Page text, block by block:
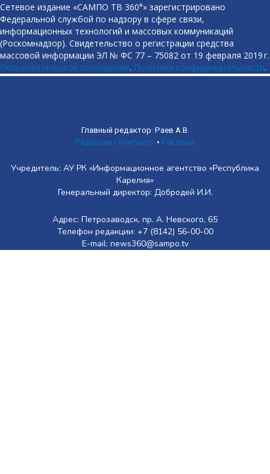
Сетевое издание «САМПО ТВ 360°» зарегистрировано
Федеральной службой по надзору в сфере связи,
информационных технологий и массовых коммуникаций
(Роскомнадзор). Свидетельство о регистрации средства
массовой информации ЭЛ № ФС 77 – 75082 от 19 февраля 2019 г.
Пользовательское соглашение. Политика конфиденциальности.
Главный редактор: Раев А.В.
Редакция / контакты • Реклама
Учредитель: АУ РК «Информационное агентство «Республика
Карелия»
Генеральный директор: Добродей И.И.
Адрес: Петрозаводск, пр. А. Невского, 65
Телефон редакции: +7 (8142) 56-00-00
E-mail: news360@sampo.tv